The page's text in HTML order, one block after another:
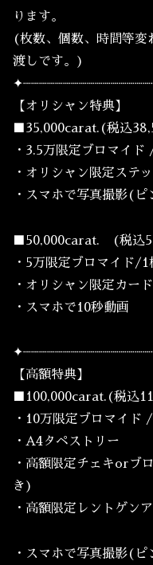
ります。
(枚数、個数、時間等変
渡しです。)
【オリシャン特典】
■35,000carat.(税込
・3.5万限定ブロマイド
・オリシャン限定ステ
・スマホで写真撮影(
■50,000carat. (税込
・5万限定ブロマイド/1
・オリシャン限定カー
・スマホで10秒動画
【高額特典】
■100,000carat.(税込
・10万限定ブロマイド
・A4タペストリー
・高額限定チェキorブ
き)
・高額限定レントゲン
・スマホで写真撮影(